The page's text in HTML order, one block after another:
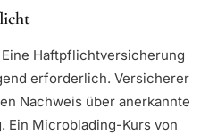
Haftpflichtversicherung
erforderlich. Versicherer
Nachweis über anerkannte
Ein Microblading-Kurs von